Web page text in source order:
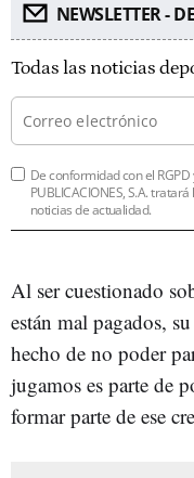
NEWSLETTER -
Todas las noticias
De conformidad con el RGPD
PUBLICACIONES, S.A.
noticias de actualidad.
Al ser cuestionado
están mal pagados,
hecho de no poder
jugamos es parte de
formar parte de ese